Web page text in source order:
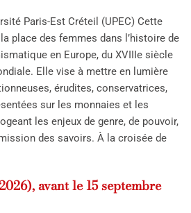
Paris-Est Créteil (UPEC) Cette
place des femmes dans l’histoire de
en Europe, du XVIIIe siècle
Elle vise à mettre en lumière
érudites, conservatrices,
sur les monnaies et les
les enjeux de genre, de pouvoir,
des savoirs. À la croisée de
avant le 15 septembre